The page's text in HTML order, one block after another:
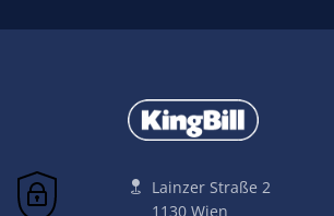
Lainzer Straße 2
1130 Wien